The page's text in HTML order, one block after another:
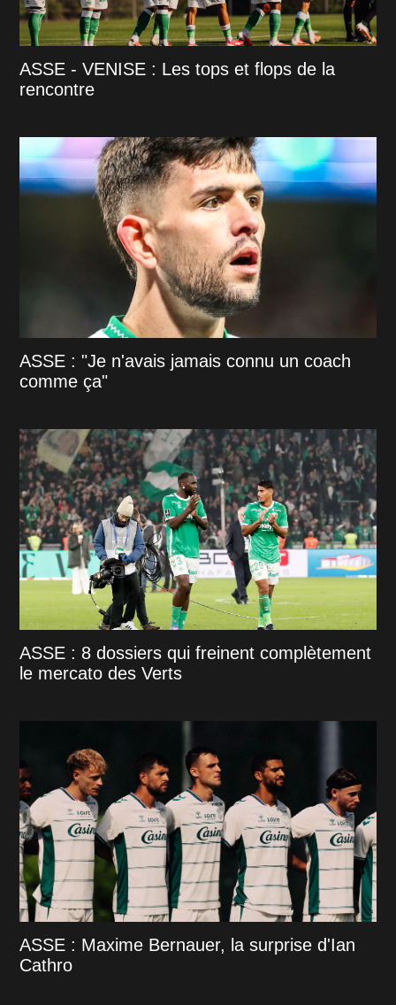
ASSE - VENISE : Les tops et flops de la
rencontre
ASSE : "Je n'avais jamais connu un coach
comme ça"
ASSE : 8 dossiers qui freinent complètement
le mercato des Verts
ASSE : Maxime Bernauer, la surprise d'Ian
Cathro